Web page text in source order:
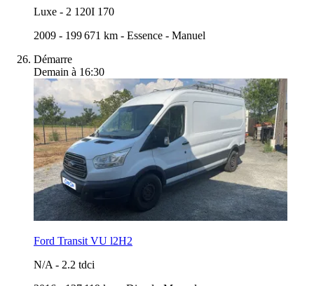
Luxe - 2 120I 170
2009 - 199 671 km - Essence - Manuel
Démarre
Demain à 16:30
Ford Transit VU l2H2
N/A - 2.2 tdci